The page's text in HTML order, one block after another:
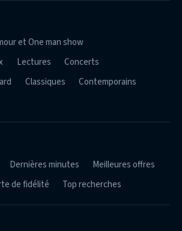
et One man show
Lectures
Concerts
Classiques
Contemporains
Dernières minutes
Meilleures offres
de fidélité Top recherches